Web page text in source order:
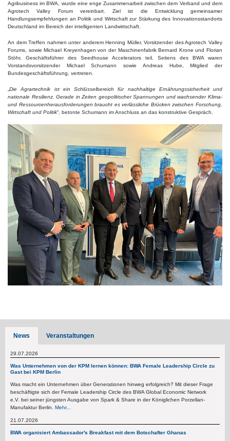
Agribusiness im BWA, wurde eine enge Zusammenarbeit zwischen dem Verband und dem
Agrotech Valley Forum vereinbart. Ziel ist die Entwicklung gemeinsamer
Handlungsempfehlungen an Politik und Wirtschaft zur Stärkung des Innovationsstandorts
Deutschland im Bereich der intelligenten Landwirtschaft.
An dem Treffen nahmen unter anderem Henning Müller, Vorsitzender des Agrotech Valley
Forums, sowie Michael Kreyenhagen von der Maschinenfabrik Bernard Krone und Florian
Stöhr, Geschäftsführer des Seedhouse Accelerators teil. Seitens des BWA waren
Vorstandsvorsitzender Michael Schumann sowie Andreas Hube, Mitglied der
Bundesgeschäftsführung, vertreten.
Die Agrartechnik ist ein Schlüsselbereich für nachhaltige Ernährungssicherheit und
nationale Resilienz. Gerade in Zeiten geopolitischer Spannungen und wachsender Klima-
und Ressourcenherausforderungen braucht es verlässliche Brücken zwischen Forschung,
Wirtschaft und Politik“, betonte Schumann im Anschluss an das konstruktive Gespräch.
News Veranstaltungen
29.07.2026
Was Unternehmen von der KPM lernen können: BWA Female Leadership Circle zu
Gast bei KPM Berlin
Was macht ein Unternehmen über Generationen hinweg erfolgreich? Mit dieser Frage
beschäftigte sich der Female Leadership Circle des BWA Global Economic Network
e.V. bei seiner jüngsten Ausgabe von Spark & Share in der Königlichen Porzellan-
Manufaktur Berlin. Mehr...
21.07.2026
BWA organisiert Ambassador's Breakfast mit dem Botschafter Ghanas